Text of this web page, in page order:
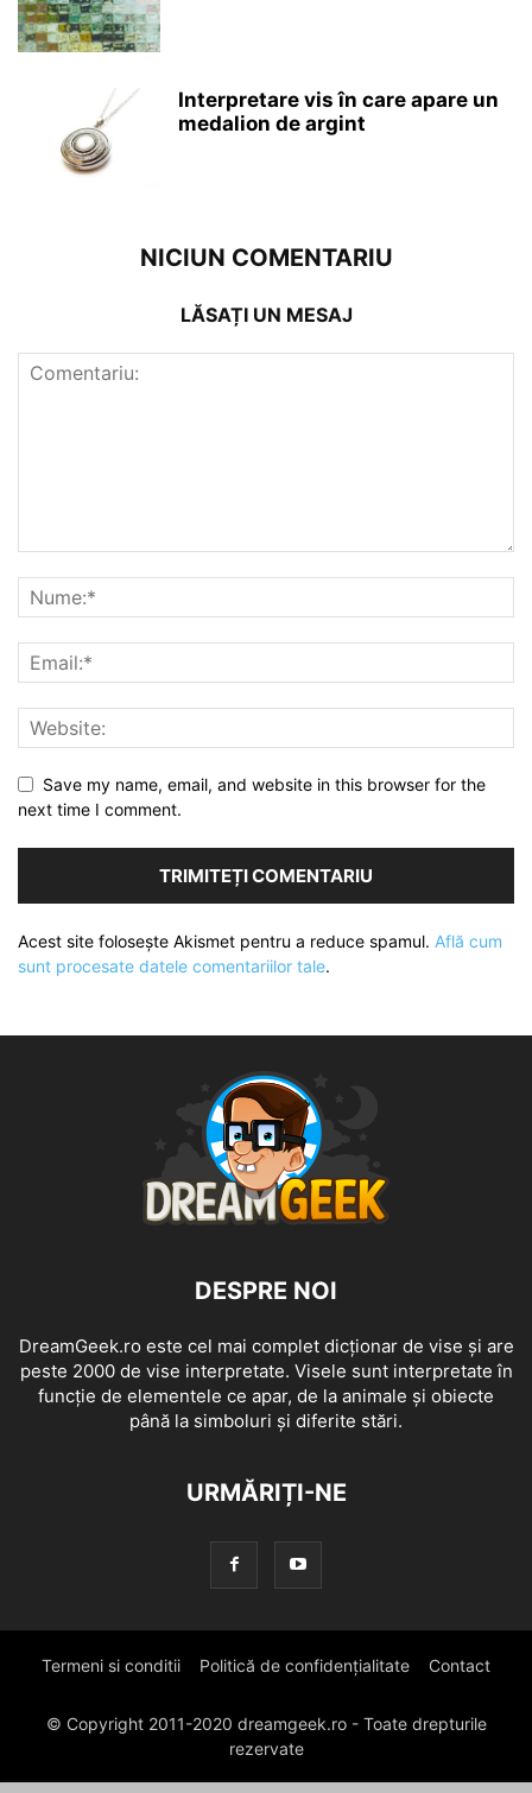
Interpretare vis în care apare un
medalion de argint
NICIUN COMENTARIU
LĂSAȚI UN MESAJ
Save my name, email, and website in this browser for the
next time I comment.
Acest site folosește Akismet pentru a reduce spamul. Află cum
sunt procesate datele comentariilor tale.
DESPRE NOI
DreamGeek.ro este cel mai complet dicționar de vise și are
peste 2000 de vise interpretate. Visele sunt interpretate în
funcție de elementele ce apar, de la animale și obiecte
până la simboluri și diferite stări.
URMĂRIȚI-NE
Termeni si conditii Politică de confidențialitate Contact
© Copyright 2011-2020 dreamgeek.ro - Toate drepturile
rezervate